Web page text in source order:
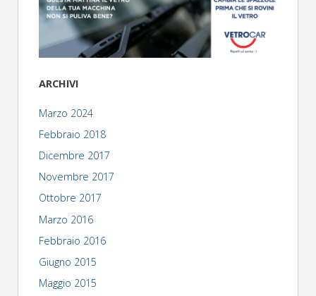
ARCHIVI
Marzo 2024
Febbraio 2018
Dicembre 2017
Novembre 2017
Ottobre 2017
Marzo 2016
Febbraio 2016
Giugno 2015
Maggio 2015